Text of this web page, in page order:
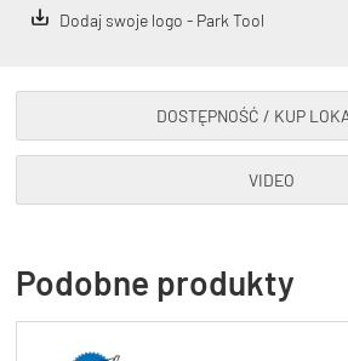
Dodaj swoje logo - Park Tool
DOSTĘPNOŚĆ / KUP
VIDEO
Podobne produkty